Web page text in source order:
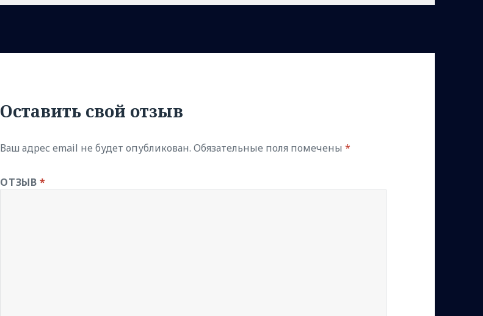
Оставить свой отзыв
Ваш адрес email не будет опубликован. Обязательные поля помечены*
ОТЗЫВ*